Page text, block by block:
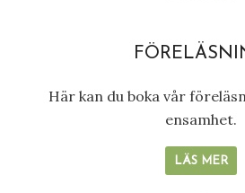
Här kan du boka vår
ensamhet.
LÄS MER